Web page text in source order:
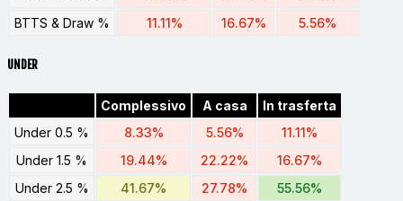
BTTS & Draw %
11.11% 16.67% 5.56%
UNDER
Complessivo A casa
In trasferta
Under 0.5 %
8.33% 5.56%
11.11%
Under 1.5 %
19.44% 22.22%
16.67%
Under 2.5 %
41.67% 27.78%
55.56%